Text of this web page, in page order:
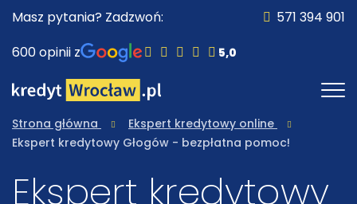
Masz pytania? Zadzwoń:
571 394 901
600 opinii z
5,0
Strona główna
Ekspert kredytowy online
Ekspert kredytowy Głogów - bezpłatna pomoc!
Ekspert kredytowy